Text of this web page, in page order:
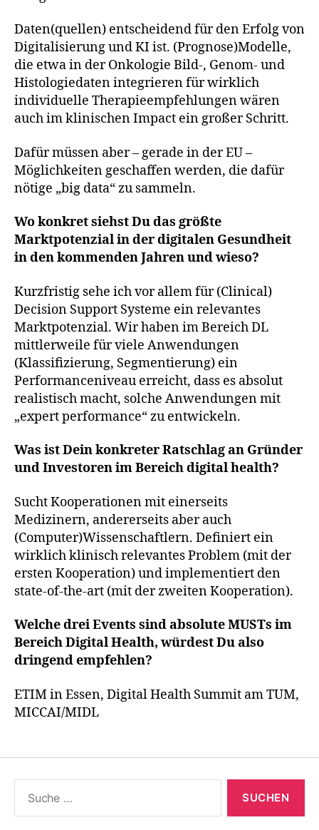
Daten(quellen) entscheidend für den Erfolg von
Digitalisierung und KI ist. (Prognose)Modelle,
die etwa in der Onkologie Bild-, Genom- und
Histologiedaten integrieren für wirklich
individuelle Therapieempfehlungen wären
auch im klinischen Impact ein großer Schritt.
Dafür müssen aber – gerade in der EU –
Möglichkeiten geschaffen werden, die dafür
nötige „big data“ zu sammeln.
Wo konkret siehst Du das größte
Marktpotenzial in der digitalen Gesundheit
in den kommenden Jahren und wieso?
Kurzfristig sehe ich vor allem für (Clinical)
Decision Support Systeme ein relevantes
Marktpotenzial. Wir haben im Bereich DL
mittlerweile für viele Anwendungen
(Klassifizierung, Segmentierung) ein
Performanceniveau erreicht, dass es absolut
realistisch macht, solche Anwendungen mit
„expert performance“ zu entwickeln.
Was ist Dein konkreter Ratschlag an Gründer
und Investoren im Bereich digital health?
Sucht Kooperationen mit einerseits
Medizinern, andererseits aber auch
(Computer)Wissenschaftlern. Definiert ein
wirklich klinisch relevantes Problem (mit der
ersten Kooperation) und implementiert den
state-of-the-art (mit der zweiten Kooperation).
Welche drei Events sind absolute MUSTs im
Bereich Digital Health, würdest Du also
dringend empfehlen?
ETIM in Essen, Digital Health Summit am TUM,
MICCAI/MIDL